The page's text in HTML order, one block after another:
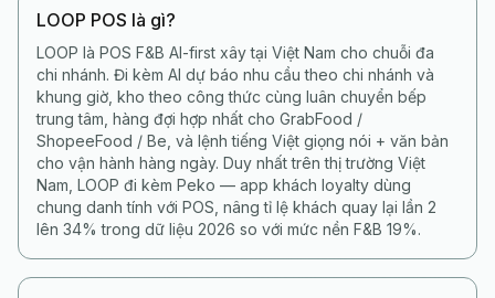
LOOP POS là gì?
LOOP là POS F&B AI-first xây tại Việt Nam cho chuỗi đa
chi nhánh. Đi kèm AI dự báo nhu cầu theo chi nhánh và
khung giờ, kho theo công thức cùng luân chuyển bếp
trung tâm, hàng đợi hợp nhất cho GrabFood /
ShopeeFood / Be, và lệnh tiếng Việt giọng nói + văn bản
cho vận hành hàng ngày. Duy nhất trên thị trường Việt
Nam, LOOP đi kèm Peko — app khách loyalty dùng
chung danh tính với POS, nâng tỉ lệ khách quay lại lần 2
lên 34% trong dữ liệu 2026 so với mức nền F&B 19%.